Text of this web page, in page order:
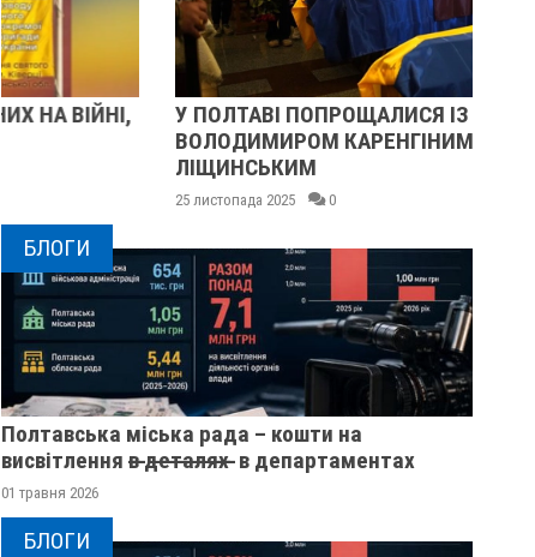
У ПОЛТАВІ ПОПРОЩАЛИСЯ ІЗ ВІЙСЬКОВИМИ
ВОЛОДИМИРОМ КАРЕНГІНИМ ТА ОЛЕГОМ
БЛОГИ
Полтавська міська рада – кошти на
висвітлення в̶ ̶д̶е̶т̶а̶л̶я̶х̶ ̶ в департаментах
01 травня 2026
БЛОГИ